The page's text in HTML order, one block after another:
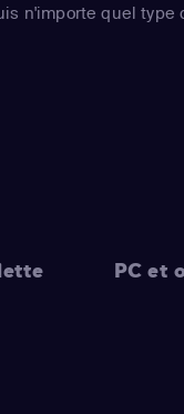
n'importe quel type
PC et